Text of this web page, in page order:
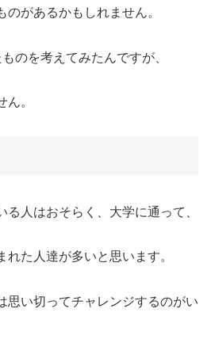
のがあるかもしれません。
のを考えてみたんですが、
。
人はおそらく、大学に通って、
た人達が多いと思います。
思い切ってチャレンジするのがい